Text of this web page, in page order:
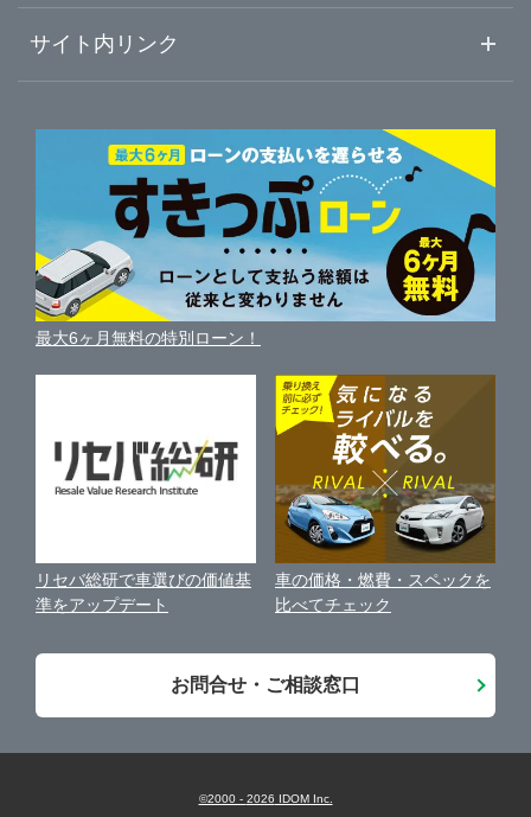
初めての中古車購入ガイド
中古車人気ランキング
自動車ローンを調べる
ガリバーの自動車ローン
車買い替えの基礎知識
近くのお店で車を探す
ガリバーの査定が選ばれる理由
車を売る時よくある質問
便利な査定サービス
中古車買取相場（毎月更新）
車の個人売買ガイド
車初心者まとめ
新車・中古車カタログ
車の燃費を調べる
車種別クチコミ
車比較サイト
サイト内リンク
サイトマップ
サイトの使用条件
利用規約
保険代理店業務に関する基本方針
古物営業法に基づく表示
お客様の声
会社案内
最大6ヶ月無料の特別ローン！
リセバ総研で車選びの価値基
準をアップデート
車の価格・燃費・スペックを
比べてチェック
お問合せ・ご相談窓口
©2000 - 2026 IDOM Inc.